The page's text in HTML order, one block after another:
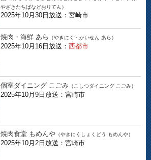
やざきたちばなどおりてん）
2025年10月30日放送：宮崎市
焼肉・海鮮 あら （やきにく・かいせん あら）
2025年10月16日放送： 西都市
個室ダイニング こごみ （こしつダイニング こごみ）
2025年10月9日放送：宮崎市
焼肉食堂 もめんや （やきにくしょくどう もめんや）
2025年10月2日放送：宮崎市